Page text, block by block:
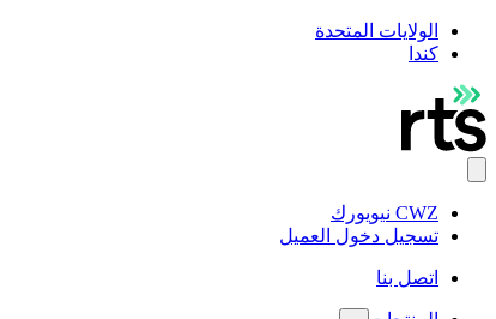
الولايات المتحدة
كندا
CWZ نيويورك
تسجيل دخول العميل
اتصل بنا